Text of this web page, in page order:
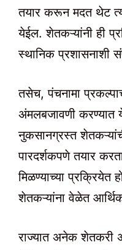
तयार करून मदत थेट
येईल. शेतकऱ्यांनी ही
स्थानिक प्रशासनाशी
तसेच, पंचनामा
अंमलबजावणी करण्यात
नुकसानग्रस्त
पारदर्शकपणे तयार
मिळण्याच्या प्रक्रियेत
शेतकऱ्यांना वेळेत
राज्यात अनेक शेतकरी